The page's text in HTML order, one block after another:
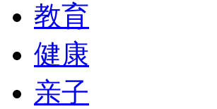
教育
健康
亲子